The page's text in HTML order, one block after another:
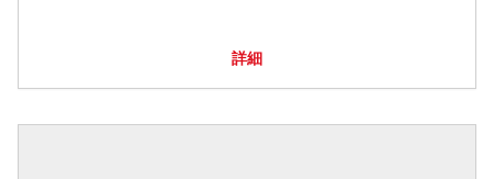
詳細